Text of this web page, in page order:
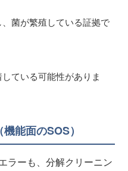
菌が繁殖している証拠で
ている可能性がありま
能面のSOS）
ラーも、分解クリーニン